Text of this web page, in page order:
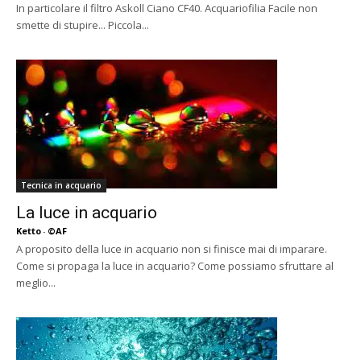
In particolare il filtro Askoll Ciano CF40. Acquariofilia Facile non
smette di stupire... Piccola...
Tecnica in acquario
La luce in acquario
Ketto- ©AF
A proposito della luce in acquario non si finisce mai di imparare.
Come si propaga la luce in acquario? Come possiamo sfruttare al
meglio...